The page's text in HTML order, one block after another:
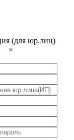
(для юр.лиц)
×